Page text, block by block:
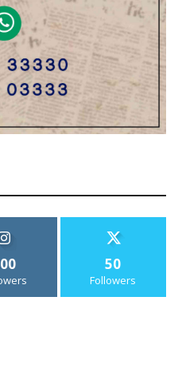
50
Followers